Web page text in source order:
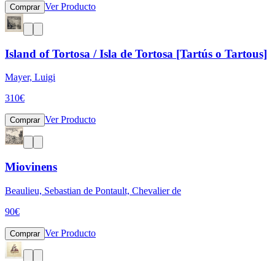
Comprar Ver Producto
Island of Tortosa / Isla de Tortosa [Tartús o Tartous]
Mayer, Luigi
310€
Comprar Ver Producto
Miovinens
Beaulieu, Sebastian de Pontault, Chevalier de
90€
Comprar Ver Producto